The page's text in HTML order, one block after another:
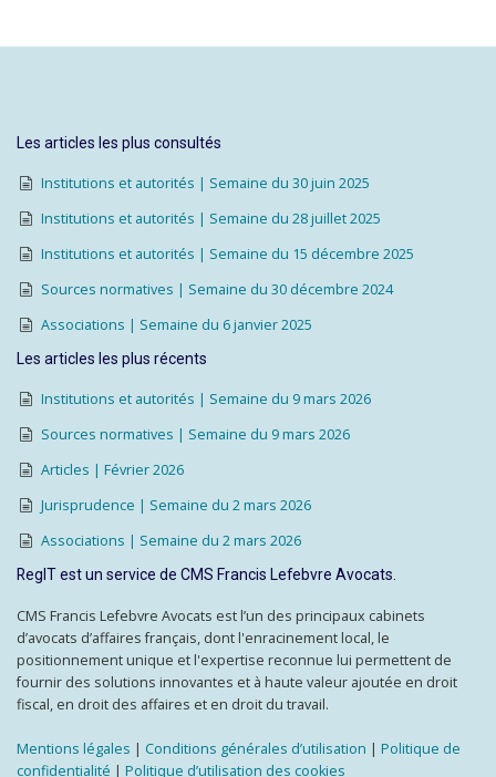
Les articles les plus consultés
Institutions et autorités | Semaine du 30 juin 2025
Institutions et autorités | Semaine du 28 juillet 2025
Institutions et autorités | Semaine du 15 décembre 2025
Sources normatives | Semaine du 30 décembre 2024
Associations | Semaine du 6 janvier 2025
Les articles les plus récents
Institutions et autorités | Semaine du 9 mars 2026
Sources normatives | Semaine du 9 mars 2026
Articles | Février 2026
Jurisprudence | Semaine du 2 mars 2026
Associations | Semaine du 2 mars 2026
RegIT est un service de CMS Francis Lefebvre Avocats.
CMS Francis Lefebvre Avocats est l’un des principaux cabinets
d’avocats d’affaires français, dont l'enracinement local, le
positionnement unique et l'expertise reconnue lui permettent de
fournir des solutions innovantes et à haute valeur ajoutée en droit
fiscal, en droit des affaires et en droit du travail.
Mentions légales | Conditions générales d’utilisation | Politique de
confidentialité | Politique d’utilisation des cookies